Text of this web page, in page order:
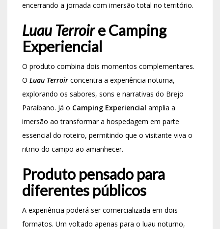
encerrando a jornada com imersão total no território.
Luau Terroire Camping
Experiencial
O produto combina dois momentos complementares.
O Luau Terroir concentra a experiência noturna,
explorando os sabores, sons e narrativas do Brejo
Paraibano. Já o Camping Experiencial amplia a
imersão ao transformar a hospedagem em parte
essencial do roteiro, permitindo que o visitante viva o
ritmo do campo ao amanhecer.
Produto pensado para
diferentes públicos
A experiência poderá ser comercializada em dois
formatos. Um voltado apenas para o luau noturno,